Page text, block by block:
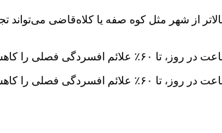
شاخص آلودگی بحرانی نیست (زیر ۱۰۰)، رفتن به ارتفاعات بالاتر از شهر